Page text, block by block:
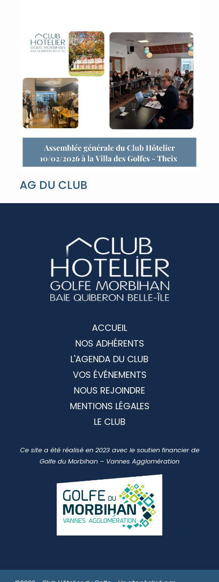
AG DU CLUB
ACCUEIL
NOS ADHÉRENTS
L'AGENDA DU CLUB
VOS ÉVÉNEMENTS
NOUS REJOINDRE
MENTIONS LÉGALES
LE CLUB
Ce site a été réalisé en 2023 avec le soutien financier de
Golfe du Morbihan – Vannes Agglomération